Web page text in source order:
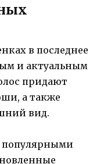
в последнее
и актуальным
придают
а также
вид.
популярными